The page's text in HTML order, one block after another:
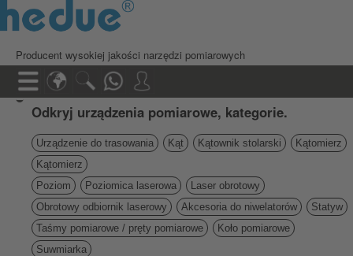
Producent wysokiej jakości narzędzi pomiarowych
Odkryj urządzenia pomiarowe, kategorie.
Urządzenie do trasowania Kąt Kątownik stolarski
Kątomierz
Kątomierz
Poziom
Poziomica laserowa
Laser obrotowy
Obrotowy odbiornik laserowy
Akcesoria do niwelatorów
Statyw
Taśmy pomiarowe / pręty pomiarowe
Koło pomiarowe
Suwmiarka